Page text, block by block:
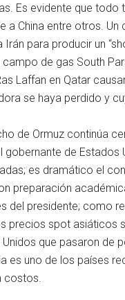
Es evidente que
a China entre otros.
Irán para producir un
de gas South
Laffan en Qatar
se haya perdido y
de Ormuz continúa
gobernante de
es dramático el
preparación
del presidente; como
precios spot asiáticos
Unidos que pasaron de
es uno de los países
costos.